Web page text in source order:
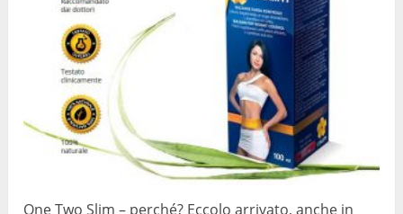
One Two Slim – perché? Eccolo arrivato, anche in